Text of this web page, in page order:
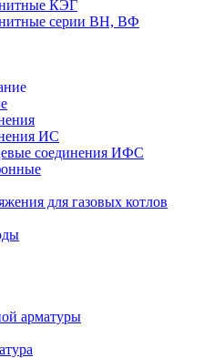
КЭГ
серии ВН, ВФ
ИС
соединения ИФС
для газовых котлов
арматуры